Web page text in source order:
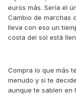
euros más. Sería el
Cambio de marchas
lleva con eso un
costa del sol está
Compra lo que más
menudo y si te
aunque te sablen en